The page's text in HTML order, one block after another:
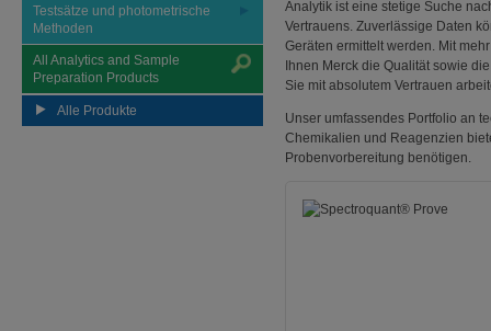
Testsätze und photometrische
Methoden
All Analytics and Sample
Preparation Products
Alle Produkte
Analytik ist eine stetige Suche
Vertrauens. Zuverlässige Daten
Geräten ermittelt werden. Mit
Ihnen Merck die Qualität sowie
Sie mit absolutem Vertrauen
Unser umfassendes Portfolio an
Chemikalien und Reagenzien
Probenvorbereitung benötigen.